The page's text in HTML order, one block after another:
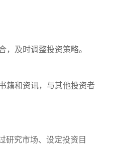
，及时调整投资策略。
籍和资讯，与其他投资者
研究市场、设定投资目